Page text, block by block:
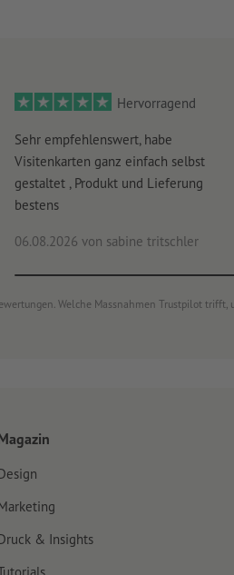
Hervorragend
Sehr empfehlenswert, habe
Visitenkarten ganz einfach selbst
gestaltet , Produkt und Lieferung
bestens
06.08.2026 von sabine tritschler
Welche Massnahmen Trustpilot
& Insights